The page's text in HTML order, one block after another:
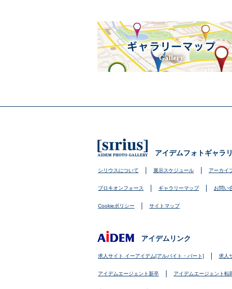
アイデムフォトギャラ
シリウスについて 展示スケジュール アーカイ
プロキオンフォース ギャラリーマップ お問い
Cookieポリシー サイトマップ
アイデムリンク
求人サイト イーアイデム[アルバイト・パート] 求人
アイデムエージェント新卒 アイデムエージェント転